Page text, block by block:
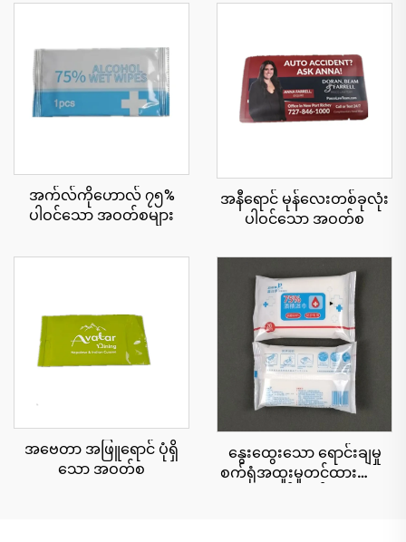
အက်လ်ကိုဟောလ် ၇၅%
ပါဝင်သော အဝတ်စများ
အနီရောင် မုန်လေးတစ်ခုလုံး
ပါဝင်သော အဝတ်စ
အဗေတာ အဖြူရောင် ပုံရှိ
သော အဝတ်စ
နွေးထွေးသော ရောင်းချမှု
စက်ရုံအထူးမှုတင်ထားသော